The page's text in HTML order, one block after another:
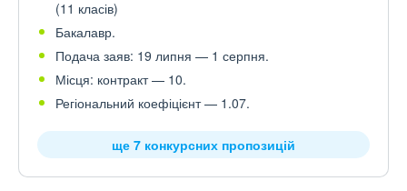
(11 класів)
Бакалавр.
Подача заяв: 19 липня — 1 серпня.
Місця: контракт — 10.
Регіональний коефіцієнт — 1.07.
ще 7 конкурсних пропозицій